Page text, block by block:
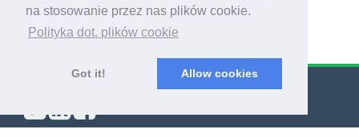
na stosowanie przez nas plików cookie.
Polityka dot. plików cookie
Got it! Allow cookies
© Export Worldwide 2026